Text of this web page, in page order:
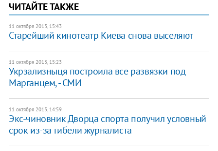
ЧИТАЙТЕ ТАКЖЕ
11 октября 2013, 15:43
Старейший кинотеатр Киева снова выселяют
11 октября 2013, 15:23
Укрзализныця построила все развязки под
Марганцем, - СМИ
11 октября 2013, 14:59
Экс-чиновник Дворца спорта получил условный
срок из-за гибели журналиста